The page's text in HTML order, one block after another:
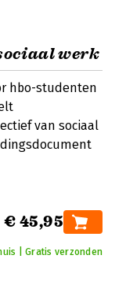
werk
hbo-studenten
van sociaal
€ 45,95
| Gratis verzonden